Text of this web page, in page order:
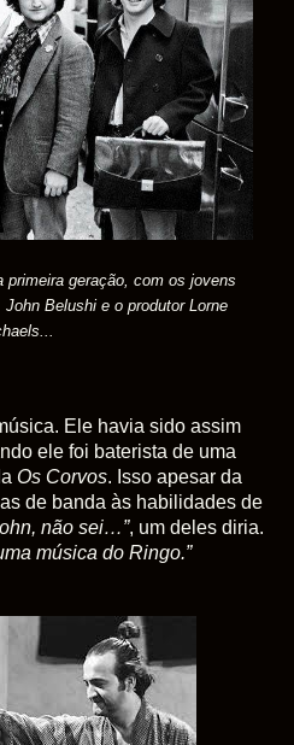
primeira geração, com os jovens
Belushi e o produtor Lorne
Ele havia sido assim
ele foi baterista de uma
Os Corvos. Isso apesar da
de banda às habilidades de
não sei…”, um deles diria.
música do Ringo.”